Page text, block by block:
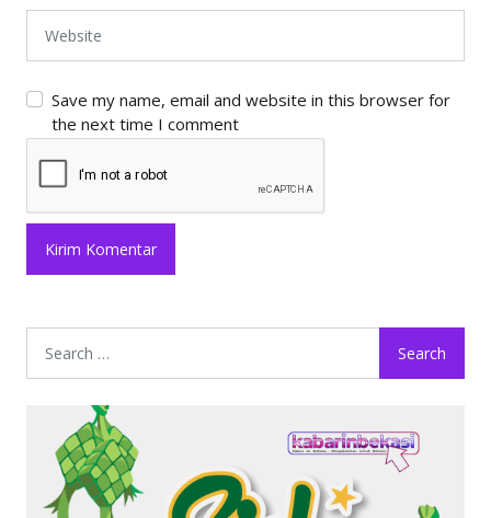
Save my name, email and website in this browser for
the next time I comment